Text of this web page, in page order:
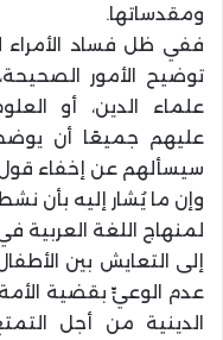
ومقدساتها.
ففي ظل فساد الأمراء
توضيح الأمور
علماء الدين، أو
عليهم جميعًا أن
سيسألهم عن إخفاء
وإن ما يُشار إليه بأن
لمنهاج اللغة العربية
إلى التعايش بين
عدم الوعيٍّ بقضية
الدينية من أجل